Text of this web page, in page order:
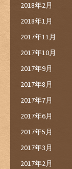
2018年2月
2018年1月
2017年11月
2017年10月
2017年9月
2017年8月
2017年7月
2017年6月
2017年5月
2017年3月
2017年2月